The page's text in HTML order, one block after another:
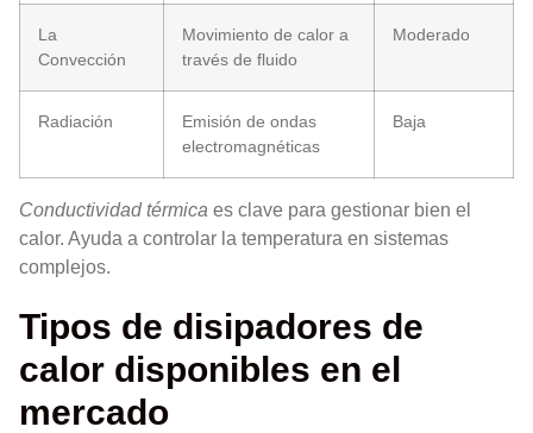
La
Convección
Movimiento de calor a
través de fluido
Moderado
Radiación
Emisión de ondas
electromagnéticas
Baja
Conductividad térmica es clave para gestionar bien el
calor. Ayuda a controlar la temperatura en sistemas
complejos.
Tipos de disipadores de
calor disponibles en el
mercado